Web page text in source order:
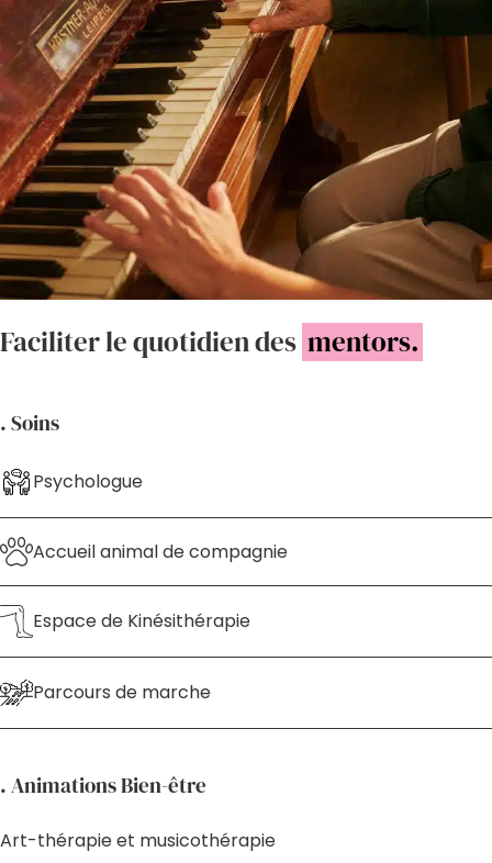
Faciliter le quotidien des mentors.
. Soins
Psychologue
Accueil animal de compagnie
Espace de Kinésithérapie
Parcours de marche
. Animations Bien-être
Art-thérapie et musicothérapie